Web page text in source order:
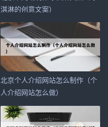
淇淋的创意文案）
北京个人介绍网站怎么制作（个
人介绍网站怎么做）